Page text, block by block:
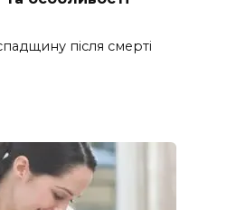
після смерті